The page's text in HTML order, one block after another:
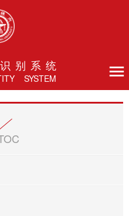
别 系 统
SYSTEM